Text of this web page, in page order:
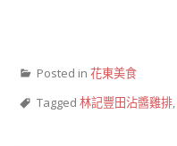
Posted in 花東美食
Tagged 林記豐田沾醬雞排,